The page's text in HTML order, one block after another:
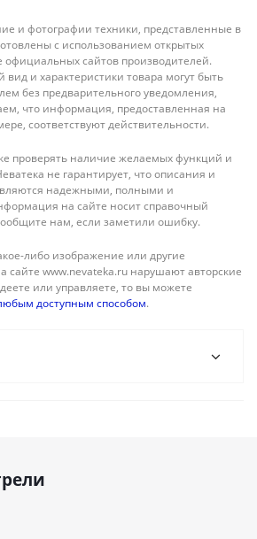
и фотографии техники, представленные в
с использованием открытых
официальных сайтов производителей.
и характеристики товара могут быть
без предварительного уведомления,
что информация, предоставленная на
соответствуют действительности.
проверять наличие желаемых функций и
не гарантирует, что описания и
надежными, полными и
на сайте носит справочный
нам, если заметили ошибку.
либо изображение или другие
сайте www.nevateka.ru нарушают авторские
или управляете, то вы можете
доступным способом.